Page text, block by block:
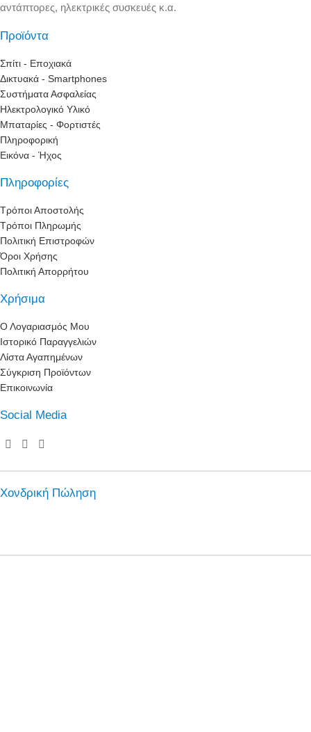
αντάπτορες, ηλεκτρικές συσκευές κ.α.
Προϊόντα
Σπίτι - Εποχιακά
Δικτυακά - Smartphones
Συστήματα Ασφαλείας
Ηλεκτρολογικό Υλικό
Μπαταρίες - Φορτιστές
Πληροφορική
Εικόνα - Ήχος
Πληροφορίες
Τρόποι Αποστολής
Τρόποι Πληρωμής
Πολιτική Επιστροφών
Όροι Χρήσης
Πολιτική Απορρήτου
Χρήσιμα
Ο Λογαριασμός Μου
Ιστορικό Παραγγελιών
Λίστα Αγαπημένων
Σύγκριση Προϊόντων
Επικοινωνία
Social Media
Χονδρική Πώληση